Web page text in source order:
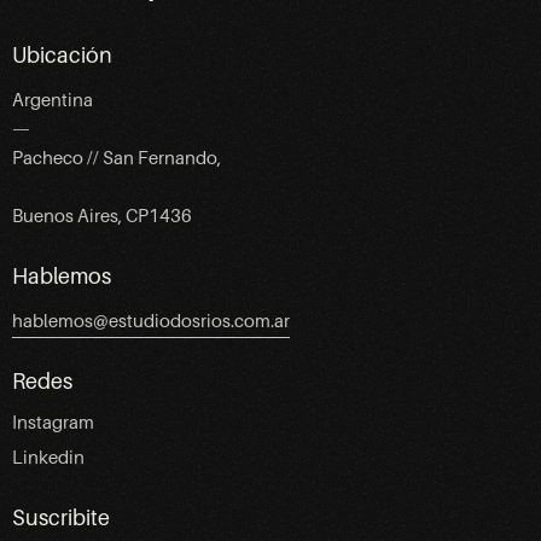
Ubicación
Argentina
—
Pacheco // San Fernando,
Buenos Aires, CP1436
Hablemos
hablemos@estudiodosrios.com.ar
Redes
Instagram
Linkedin
Suscribite